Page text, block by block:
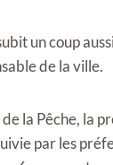
un coup
de la ville.
de la Pêche,
par les